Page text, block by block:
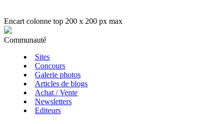
Encart colonne top 200 x 200 px max
Communauté
Sites
Concours
Galerie photos
Articles de blogs
Achat / Vente
Newsletters
Editeurs